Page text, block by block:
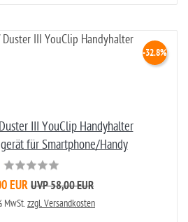
III YouClip Handyhalter
für Smartphone/Handy
EUR
-32.8%
UVP 58,00 EUR
MwSt.zzgl. Versandkosten